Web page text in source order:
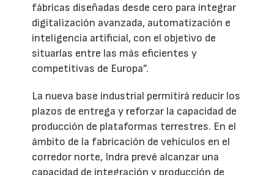
fábricas diseñadas desde cero para integrar
digitalización avanzada, automatización e
inteligencia artificial, con el objetivo de
situarlas entre las más eficientes y
competitivas de Europa”.
La nueva base industrial permitirá reducir los
plazos de entrega y reforzar la capacidad de
producción de plataformas terrestres. En el
ámbito de la fabricación de vehículos en el
corredor norte, Indra prevé alcanzar una
capacidad de integración y producción de